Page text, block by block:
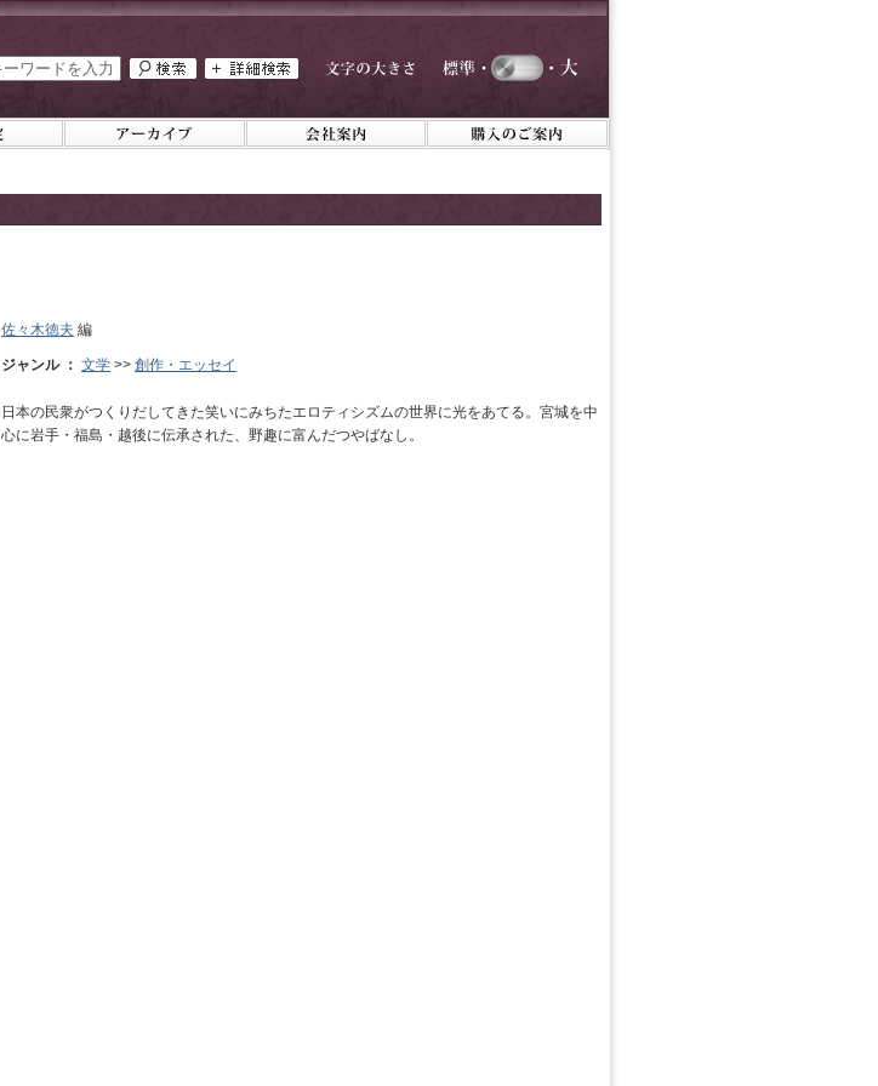
佐々木徳夫 編
ジャンル ： 文学 >> 創作・エッセイ
日本の民衆がつくりだしてきた笑いにみちたエロティシズムの世界に光をあてる。宮城を中
心に岩手・福島・越後に伝承された、野趣に富んだつやばなし。